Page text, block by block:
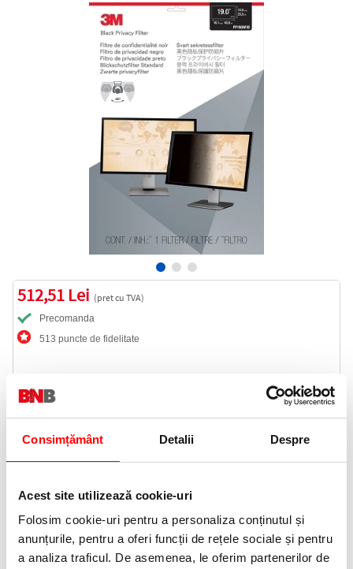
Consimțământ Detalii Despre
Acest site utilizează cookie-uri
Folosim cookie-uri pentru a personaliza conținutul și
anunțurile, pentru a oferi funcții de rețele sociale și pentru
a analiza traficul. De asemenea, le oferim partenerilor de
512,51 Lei (pret cu TVA)
Precomanda
513 puncte de fidelitate
Cod produs:
Precomanda produsul
Telefon:
0372 552 601
Adauga in wishlist